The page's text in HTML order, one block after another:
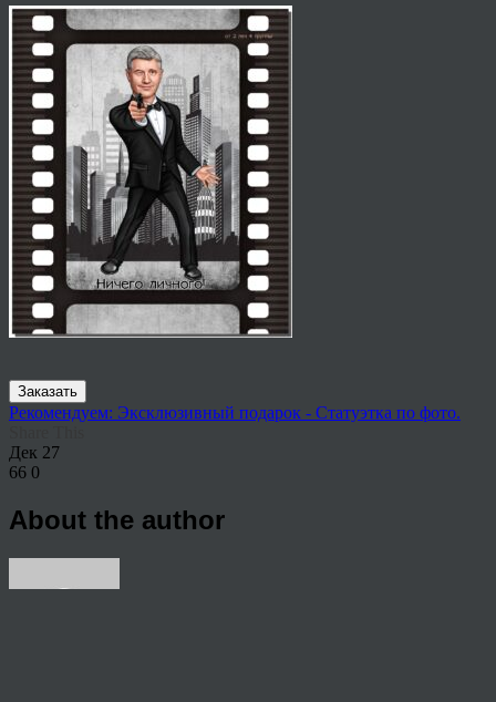
Заказать
Рекомендуем: Эксклюзивный подарок - Статуэтка по фото.
Дек 27
66 0
About the author